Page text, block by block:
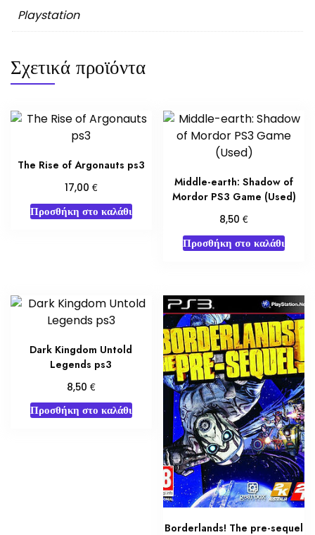
Playstation
Σχετικά προϊόντα
The Rise of Argonauts ps3
17,00 €
Προσθήκη στο καλάθι
Middle-earth: Shadow of
Mordor PS3 Game (Used)
8,50€
Προσθήκη στο καλάθι
Dark Kingdom Untold
Legends ps3
8,50 €
Προσθήκη στο καλάθι
Borderlands! The pre-sequel